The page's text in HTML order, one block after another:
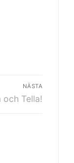
NÄSTA
och Tella!